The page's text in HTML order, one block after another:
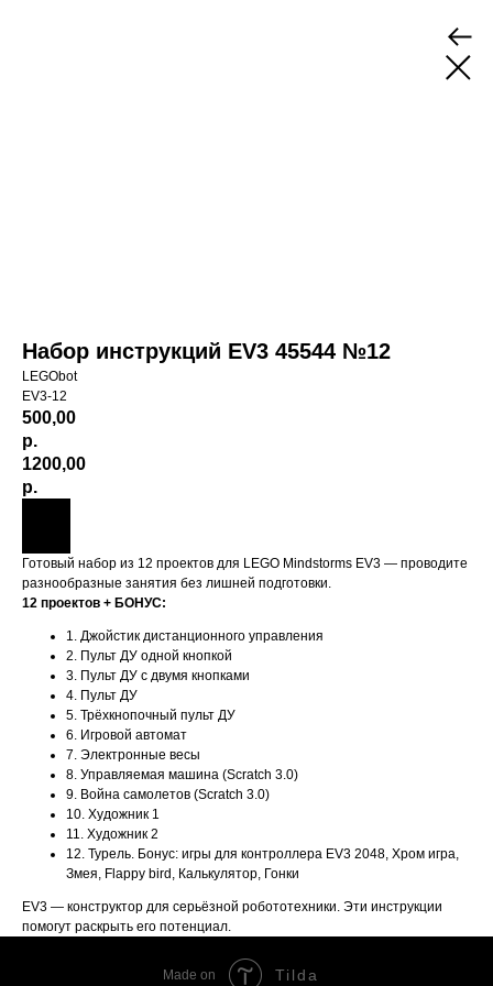
Набор инструкций EV3 45544 №12
LEGObot
EV3-12
500,00
р.
1200,00
р.
Готовый набор из 12 проектов для LEGO Mindstorms EV3 — проводите
разнообразные занятия без лишней подготовки.
12 проектов + БОНУС:
1. Джойстик дистанционного управления
2. Пульт ДУ одной кнопкой
3. Пульт ДУ с двумя кнопками
4. Пульт ДУ
5. Трёхкнопочный пульт ДУ
6. Игровой автомат
7. Электронные весы
8. Управляемая машина (Scratch 3.0)
9. Война самолетов (Scratch 3.0)
10. Художник 1
11. Художник 2
12. Турель. Бонус: игры для контроллера EV3 2048, Хром игра,
Змея, Flappy bird, Калькулятор, Гонки
EV3 — конструктор для серьёзной робототехники. Эти инструкции
помогут раскрыть его потенциал.
Made on Tilda